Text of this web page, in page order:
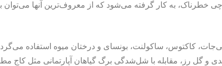
خطرناک، به کار گرفته می‌شود که از معروف‌ترین آنها می‌توان به
کاکتوس، ساکولنت، بونسای و درختان میوه استفاده
و گل رز، مقابله با شل‌شدگی برگ گیاهان آپارتمانی مثل کاج